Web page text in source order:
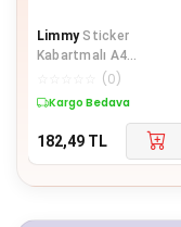
Limmy Sticker
Kabartmalı A4
Boyutunda Stiker
Etiket-
(0)
Kargo Bedava
182,49 TL